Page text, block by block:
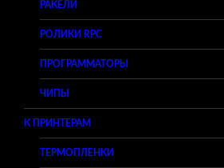
РАКЕЛИ
РОЛИКИ RPC
ПРОГРАММАТОРЫ
ЧИПЫ
К ПРИНТЕРАМ
ТЕРМОПЛЕНКИ